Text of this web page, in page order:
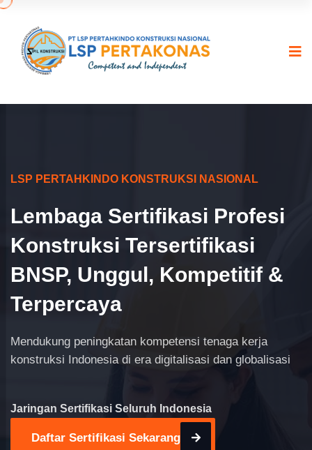
LSP PERTAHKINDO KONSTRUKSI NASIONAL
Lembaga Sertifikasi Profesi
Konstruksi Tersertifikasi
BNSP, Unggul, Kompetitif &
Terpercaya
Mendukung peningkatan kompetensi tenaga kerja
konstruksi Indonesia di era digitalisasi dan globalisasi
Jaringan Sertifikasi Seluruh Indonesia
Daftar Sertifikasi Sekarang